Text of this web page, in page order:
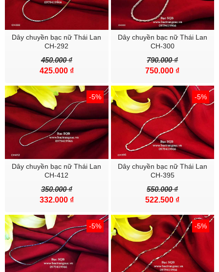
Dây chuyền bạc nữ Thái Lan
CH-292
450.000 ₫
425.000 ₫
Dây chuyền bạc nữ Thái Lan
CH-300
790.000 ₫
750.000 ₫
-5%
Dây chuyền bạc nữ Thái Lan
CH-412
350.000 ₫
332.000 ₫
-5%
Dây chuyền bạc nữ Thái Lan
CH-395
550.000 ₫
522.500 ₫
-5% -5%